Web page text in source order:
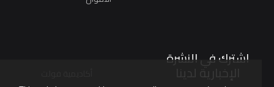
اشترك في النشرة
الإخبارية لدينا